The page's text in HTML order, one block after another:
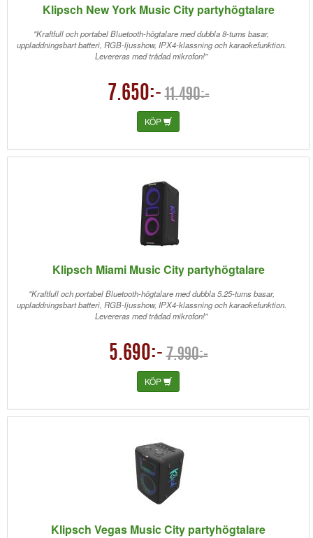
Klipsch New York Music City partyhögtalare
"Kraftfull och portabel Bluetooth-högtalare med dubbla 8-tums basar,
uppladdningsbart batteri, RGB-ljusshow, IPX4-klassning och karaokefunktion.
Levereras med trådad mikrofon!"
7.650:- 11.490:-
KÖP
Klipsch Miami Music City partyhögtalare
"Kraftfull och portabel Bluetooth-högtalare med dubbla 5.25-tums basar,
uppladdningsbart batteri, RGB-ljusshow, IPX4-klassning och karaokefunktion.
Levereras med trådad mikrofon!"
5.690:- 7.990:-
KÖP
Klipsch Vegas Music City partyhögtalare